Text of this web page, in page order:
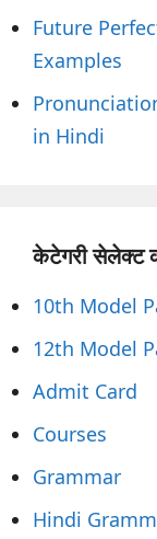
Future
Examples
in Hindi
केटेगरी सेलेक्ट
10th Model
12th Model
Admit Card
Courses
Grammar
Hindi